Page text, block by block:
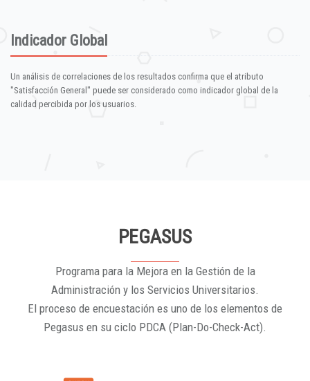
Indicador Global
Un análisis de correlaciones de los resultados confirma que el atributo
"Satisfacción General" puede ser considerado como indicador global de la
calidad percibida por los usuarios.
PEGASUS
Programa para la Mejora en la Gestión de la
Administración y los Servicios Universitarios.
El proceso de encuestación es uno de los elementos de
Pegasus en su ciclo PDCA (Plan-Do-Check-Act).